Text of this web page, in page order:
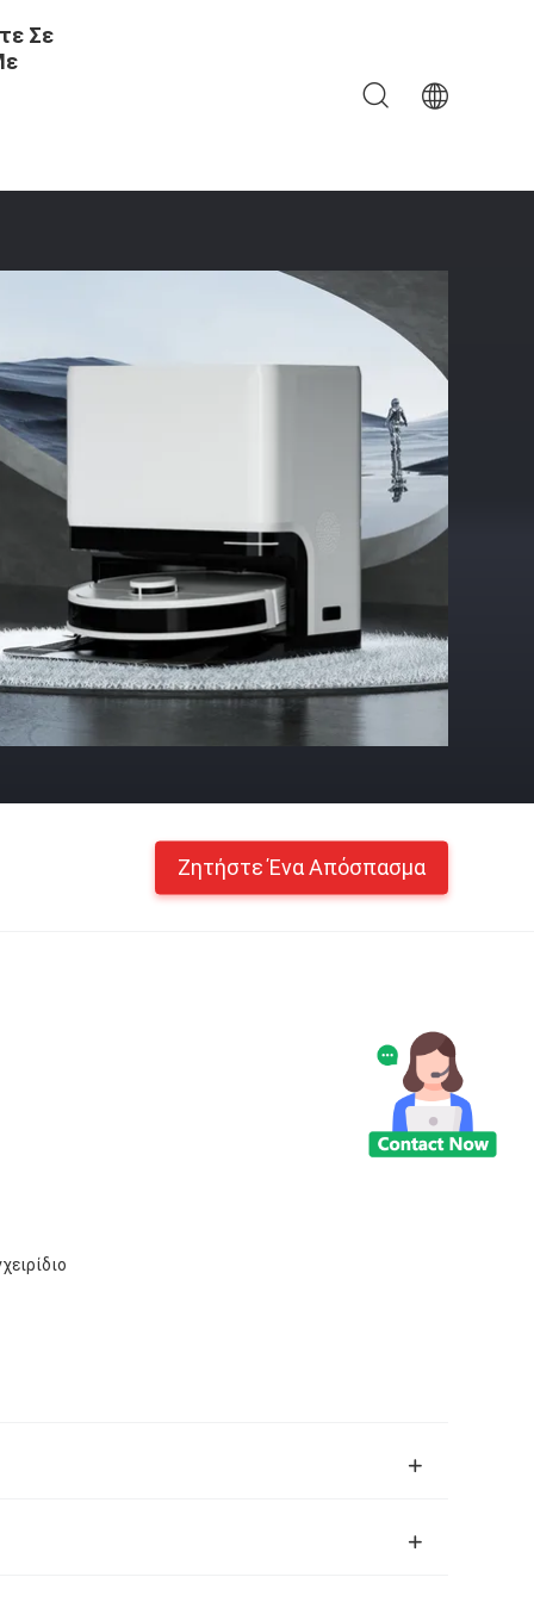
Σε
Ζητήστε Ένα Απόσπασμα